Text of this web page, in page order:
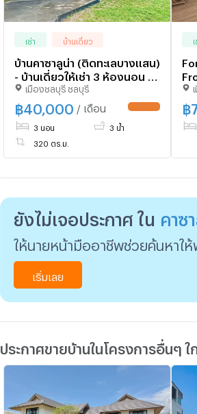
เช่า บ้านเดี่ยว
บ้านคาซาลูน่า (ติดทะเลบางแสน)
- บ้านเดี่ยวให้เช่า 3 ห้องนอน -
เงียบสงบเป็นส่วนตัว ความ
ปลอดภัยสูง
เมืองชลบุรี ชลบุรี
฿ 40,000 / เดือน
3 นอน 3 น้ำ
320 ตร.ม.
ตก
ช
฿
ยังไม่เจอประกาศ ใน คาซ
ให้นายหน้ามืออาชีพช่วยค้นหาให้
เริ่มเลย
ประกาศขายบ้านในโครงการอื่นๆ ใ